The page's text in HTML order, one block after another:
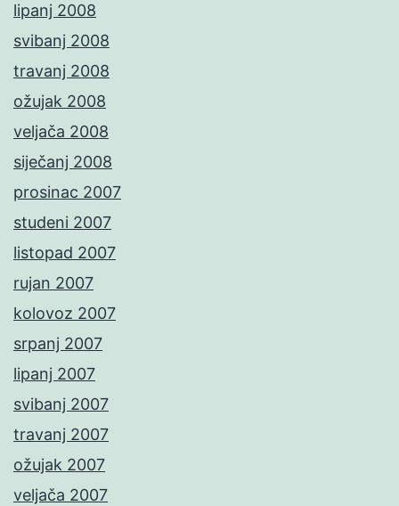
lipanj 2008
svibanj 2008
travanj 2008
ožujak 2008
veljača 2008
siječanj 2008
prosinac 2007
studeni 2007
listopad 2007
rujan 2007
kolovoz 2007
srpanj 2007
lipanj 2007
svibanj 2007
travanj 2007
ožujak 2007
veljača 2007